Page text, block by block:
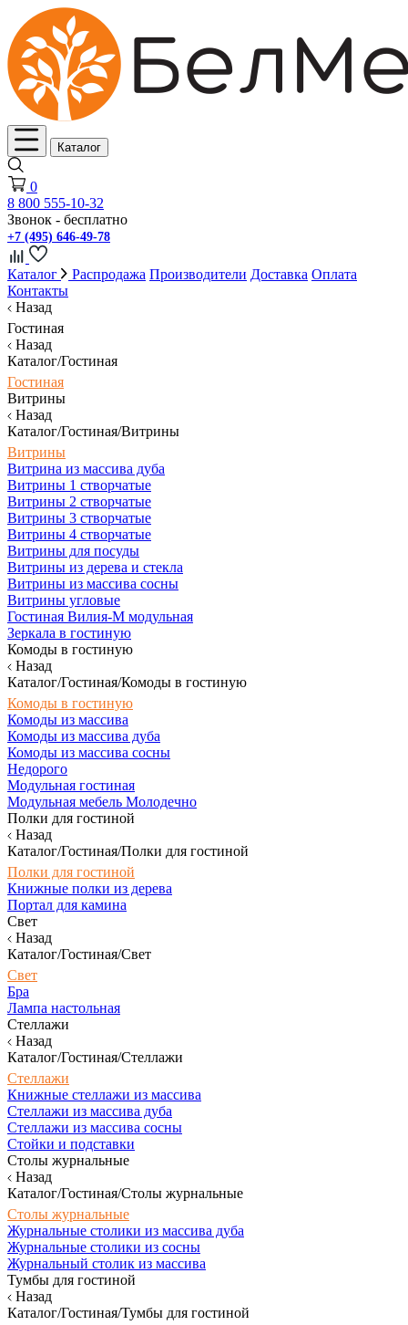
Каталог
0
8 800 555-10-32
Звонок - бесплатно
+7 (495) 646-49-78
Каталог Распродажа Производители Доставка Оплата
Контакты
Назад
Гостиная
Назад
Каталог/Гостиная
Гостиная
Витрины
Назад
Каталог/Гостиная/Витрины
Витрины
Витрина из массива дуба
Витрины 1 створчатые
Витрины 2 створчатые
Витрины 3 створчатые
Витрины 4 створчатые
Витрины для посуды
Витрины из дерева и стекла
Витрины из массива сосны
Витрины угловые
Гостиная Вилия-М модульная
Зеркала в гостиную
Комоды в гостиную
Назад
Каталог/Гостиная/Комоды в гостиную
Комоды в гостиную
Комоды из массива
Комоды из массива дуба
Комоды из массива сосны
Недорого
Модульная гостиная
Модульная мебель Молодечно
Полки для гостиной
Назад
Каталог/Гостиная/Полки для гостиной
Полки для гостиной
Книжные полки из дерева
Портал для камина
Свет
Назад
Каталог/Гостиная/Свет
Свет
Бра
Лампа настольная
Стеллажи
Назад
Каталог/Гостиная/Стеллажи
Стеллажи
Книжные стеллажи из массива
Стеллажи из массива дуба
Стеллажи из массива сосны
Стойки и подставки
Столы журнальные
Назад
Каталог/Гостиная/Столы журнальные
Столы журнальные
Журнальные столики из массива дуба
Журнальные столики из сосны
Журнальный столик из массива
Тумбы для гостиной
Назад
Каталог/Гостиная/Тумбы для гостиной